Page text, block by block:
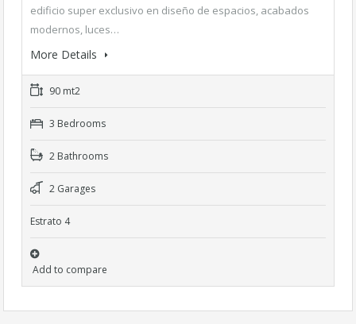
edificio super exclusivo en diseño de espacios, acabados
modernos, luces…
More Details
90 mt2
3 Bedrooms
2 Bathrooms
2 Garages
Estrato 4
Add to compare